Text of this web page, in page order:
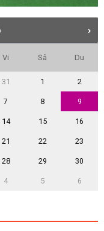
Vi Sâ Du
31 1 2
7 8 9
14 15 16
21 22 23
28 29 30
4 5 6